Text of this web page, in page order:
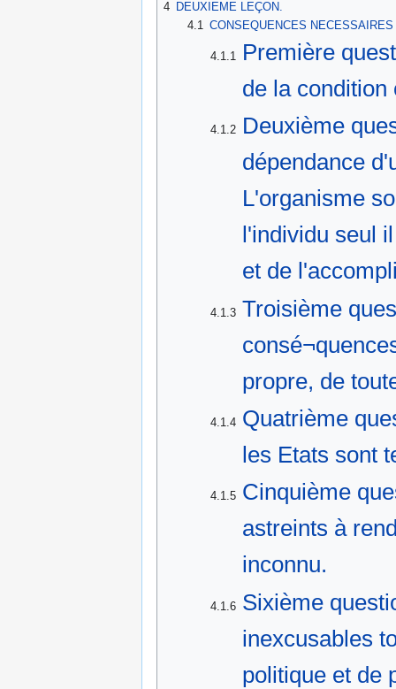
4 DEUXIEME LEÇON.
4.1
CONSEQUENCES
4.1.1
Première
de la condition
4.1.2 Deuxième
dépendance
L'organisme
l'individu seul
et de
4.1.3 Troisième
propre, de
4.1.4 Quatrième
les Etats sont
4.1.5 Cinquième
astreints à
inconnu.
4.1.6 Sixième
inexcusables
politique et de